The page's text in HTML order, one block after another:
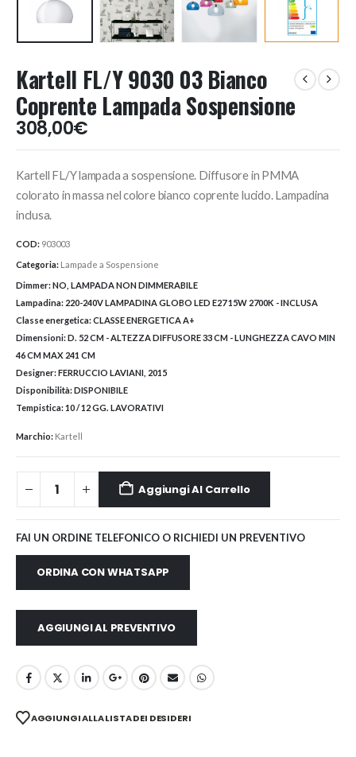
Kartell FL/Y 9030 03 Bianco
Coprente Lampada Sospensione
308,00€
Kartell FL/Y lampada a sospensione. Diffusore in PMMA
colorato in massa nel colore bianco coprente lucido. Lampadina
inclusa.
COD: 903003
Categoria: Lampade a Sospensione
Dimmer:NO, LAMPADA NON DIMMERABILE
Lampadina: 220-240V LAMPADINA GLOBO LED E27 15W 2700K - INCLUSA
Classe energetica:CLASSE ENERGETICA A+
Dimensioni:D. 52 CM - ALTEZZA DIFFUSORE 33 CM - LUNGHEZZA CAVO MIN
46 CM MAX 241 CM
Designer:FERRUCCIO LAVIANI, 2015
Disponibilità:DISPONIBILE
Tempistica:10 / 12 GG. LAVORATIVI
Marchio: Kartell
Aggiungi Al Carrello
FAI UN ORDINE TELEFONICO O RICHIEDI UN PREVENTIVO
ORDINA CON WHATSAPP
AGGIUNGI AL PREVENTIVO
AGGIUNGI ALLA LISTA DEI DESIDERI